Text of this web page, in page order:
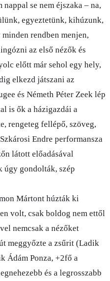
se nem éjszaka – na,
egyeztetünk, kihúzunk,
rendben menjen,
az első nézők és
előtt már sehol egy hely,
elkezd játszani az
és Németh Péter Zeek lép
is ők a házigazdái a
rengeteg fellépő, szöveg,
Endre performansza
látott előadásával
úgy gondolták, szép
Mártont húzták ki
volt, csak boldog nem ettől
nemcsak a nézőket
meggyőzte a zsűrit (Ladik
Ádám Ponza, +2fő a
és a legrosszabb